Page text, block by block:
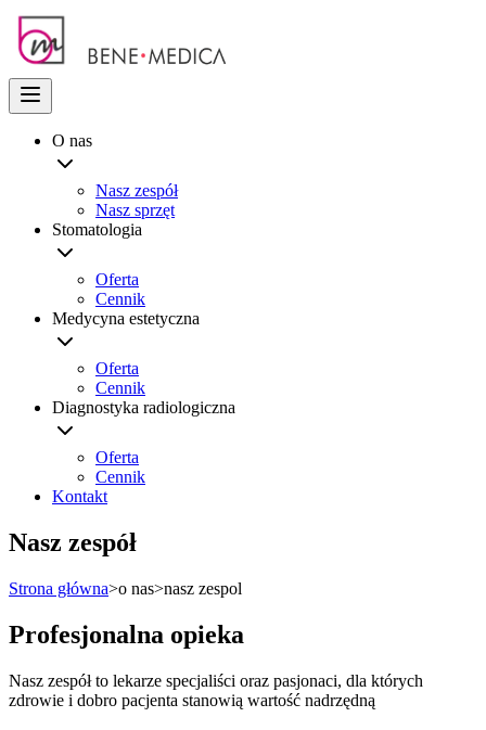
O nas
Nasz zespół
Nasz sprzęt
Stomatologia
Oferta
Cennik
Medycyna estetyczna
Oferta
Cennik
Diagnostyka radiologiczna
Oferta
Cennik
Kontakt
Nasz zespół
Strona główna>o nas>nasz zespol
Profesjonalna opieka
Nasz zespół to lekarze specjaliści oraz pasjonaci, dla których
zdrowie i dobro pacjenta stanowią wartość nadrzędną